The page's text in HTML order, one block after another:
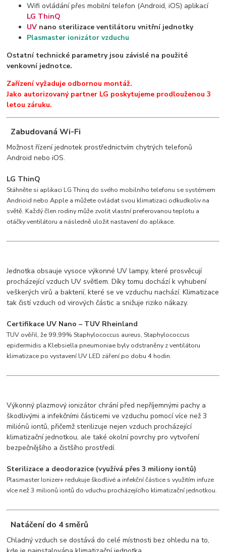
Wifi ovládání přes mobilní telefon (Android, iOS) aplikací
LG ThinQ
UV nano sterilizace ventilátoru vnitřní jednotky
Plasmaster ionizátor vzduchu
Ostatní technické parametry jsou závislé na použité
venkovní jednotce.
Zařízení vyžaduje odbornou montáž.
Jako autorizovaný partner LG poskytujeme prodlouženou 3
letou záruku.
Zabudovaná Wi-Fi
Možnost řízení jednotek prostřednictvím chytrých telefonů
Android nebo iOS.
LG ThinQ
Stáhněte si aplikaci LG Thinq do svého mobilního telefonu se systémem
Andrioid nebo Apple a můžete ovládat svou klimatizaci odkudkoliv na
světě. Každý člen rodiny může zvolit vlastní preferovanou teplotu a
otáčky ventilátoru a následně uložit nastavení do aplikace.
Jednotka obsauje vysoce výkonné UV lampy, které prosvěcují
procházející vzduch UV světlem. Díky tomu dochází k vyhubení
veškerých virů a bakterií, které se ve vzduchu nachází. Klimatizace
tak čistí vzduch od virových částic a snižuje riziko nákazy.
Certifikace UV Nano – TUV Rheinland
TUV ověřil, že 99,99% Staphylococcus aureus, Staphylococcus
epidermidis a Klebsiella pneumoniae byly odstraněny z ventilátoru
klimatizace po vystavení UV LED záření po dobu 4 hodin.
Výkonný plazmový ionizátor chrání před nepříjemnými pachy a
škodlivými a infekčními částicemi ve vzduchu pomocí více než 3
miliónů iontů, přičemž sterilizuje nejen vzduch procházející
klimatizační jednotkou, ale také okolní povrchy pro vytvoření
bezpečnějšího a čistšího prostředí.
Sterilizace a deodorazice (využívá přes 3 miliony iontů)
Plasmaster Ionizer+ redukuje škodlivé a infekční částice s využitím infuze
více než 3 milionů iontů do vduchu procházejícího klimatizační jednotkou.
Natáčení do 4 směrů
Chladný vzduch se dostává do celé místnosti bez ohledu na to,